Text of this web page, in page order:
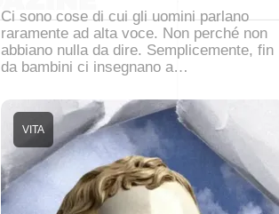
Ci sono cose di cui gli uomini parlano
raramente ad alta voce. Non perché non
abbiano nulla da dire. Semplicemente, fin
da bambini ci insegnano a…
VITA